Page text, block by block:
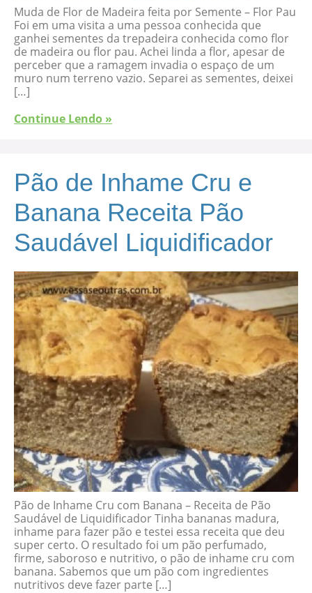
Muda de Flor de Madeira feita por Semente – Flor Pau
Foi em uma visita a uma pessoa conhecida que
ganhei sementes da trepadeira conhecida como flor
de madeira ou flor pau. Achei linda a flor, apesar de
perceber que a ramagem invadia o espaço de um
muro num terreno vazio. Separei as sementes, deixei
[…]
Continue Lendo »
Pão de Inhame Cru e
Banana Receita Pão
Saudável Liquidificador
Pão de Inhame Cru com Banana – Receita de Pão
Saudável de Liquidificador Tinha bananas madura,
inhame para fazer pão e testei essa receita que deu
super certo. O resultado foi um pão perfumado,
firme, saboroso e nutritivo, o pão de inhame cru com
banana. Sabemos que um pão com ingredientes
nutritivos deve fazer parte […]